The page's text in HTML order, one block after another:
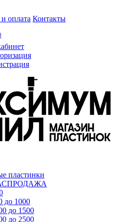
оплата Контакты
пластинки
до 1000
до 1500
до 2500